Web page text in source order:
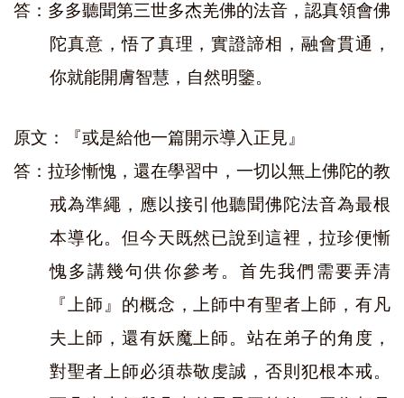
答：多多聽聞第三世多杰羌佛的法音，認真領會佛
陀真意，悟了真理，實證諦相，融會貫通，
你就能開膚智慧，自然明鑒。
原文：『或是給他一篇開示導入正見』
答：拉珍慚愧，還在學習中，一切以無上佛陀的教
戒為準繩，應以接引他聽聞佛陀法音為最根
本導化。但今天既然已說到這裡，拉珍便慚
愧多講幾句供你參考。首先我們需要弄清
『上師』的概念，上師中有聖者上師，有凡
夫上師，還有妖魔上師。站在弟子的角度，
對聖者上師必須恭敬虔誠，否則犯根本戒。